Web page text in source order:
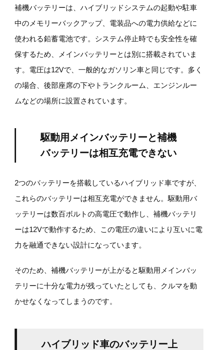
補機バッテリーは、ハイブリッドシステムの起動や駐車
中のメモリーバックアップ、電装品への電力供給などに
使われる鉛蓄電池です。システム停止時でも安全性を確
保するため、メインバッテリーとは別に搭載されていま
す。電圧は12Vで、一般的なガソリン車と同じです。多く
の場合、後部座席の下やトランクルーム、エンジンルー
ムなどの場所に設置されています。
駆動用メインバッテリーと補機
バッテリーは相互充電できない
2つのバッテリーを搭載しているハイブリッド車ですが、
これらのバッテリーは相互充電ができません。駆動用バ
ッテリーは数百ボルトの高電圧で動作し、補機バッテリ
ーは12Vで動作するため、この電圧の違いにより互いに電
力を融通できない設計になっています。
そのため、補機バッテリーが上がると駆動用メインバッ
テリーに十分な電力が残っていたとしても、クルマを動
かせなくなってしまうのです。
ハイブリッド車のバッテリー上